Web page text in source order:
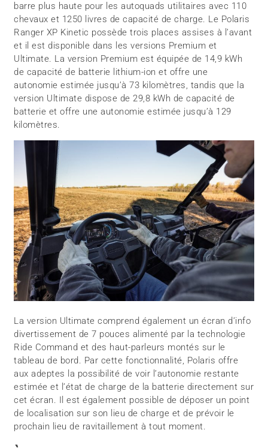
barre plus haute pour les autoquads utilitaires avec 110
chevaux et 1250 livres de capacité de charge. Le Polaris
Ranger XP Kinetic possède trois places assises à l’avant
et il est disponible dans les versions Premium et
Ultimate. La version Premium est équipée de 14,9 kWh
de capacité de batterie lithium-ion et offre une
autonomie estimée jusqu’à 73 kilomètres, tandis que la
version Ultimate dispose de 29,8 kWh de capacité de
batterie et offre une autonomie estimée jusqu’à 129
kilomètres.
La version Ultimate comprend également un écran d’info
divertissement de 7 pouces alimenté par la technologie
Ride Command et des haut-parleurs montés sur le
tableau de bord. Par cette fonctionnalité, Polaris offre
aux adeptes la possibilité de voir l’autonomie restante
estimée et l’état de charge de la batterie directement sur
cet écran. Il est également possible de déposer un point
de localisation sur son lieu de charge et de prévoir le
prochain lieu de ravitaillement à tout moment.